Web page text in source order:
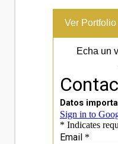
Ver Portfolio
Echa un